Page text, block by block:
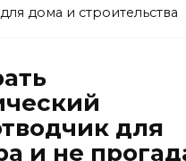
дома и строительства
для
и не